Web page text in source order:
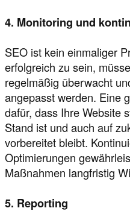
4. Monitoring und
SEO ist kein einmaliger
erfolgreich zu sein,
regelmäßig überwacht
angepasst werden. Eine
dafür, dass Ihre Website
Stand ist und auch auf
vorbereitet bleibt.
Optimierungen
Maßnahmen langfristig
5. Reporting